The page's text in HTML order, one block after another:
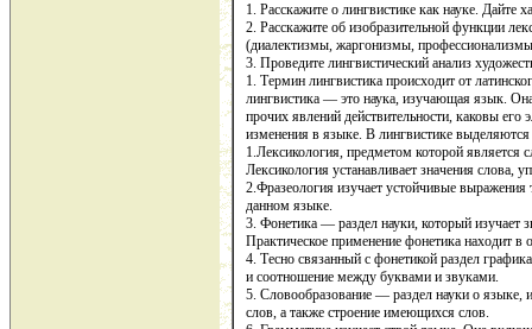
1. Расскажите о лингвистике как науке. Дайте
2. Расскажите об изобразительной функции
(диалектизмы, жаргонизмы,
3. Проведите лингвистический анализ
1. Термин лингвистика происходит от
лингвистика — это наука, изучающая язык.
прочих явлений действительности, каковы
изменения в языке. В лингвистике
1.Лексикология, предметом которой является
Лексикология устанавливает значения слова,
2.Фразеология изучает устойчивые
данном языке.
3. Фонетика — раздел науки, который изучает
Практическое применение фонетика находит
4. Тесно связанный с фонетикой раздел
и соотношение между буквами и звуками.
5. Словообразование — раздел науки о языке,
слов, а также строение имеющихся слов.